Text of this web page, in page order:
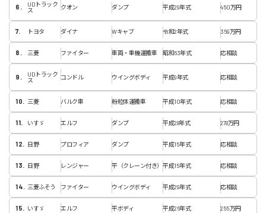
UDトラック
ス
クオン ダンプ 平成29年式 450万円
トヨタ ダイナ Wキャブ 令和2年式 359万円
三菱 ファイター 車両・重機運搬車 昭和63年式 応相談
UDトラック
ス
コンドル ウイングボディ 平成9年式 応相談
三菱 バルク車 粉粒体運搬車 平成10年式 応相談
いすゞ エルフ ダンプ 平成28年式 278万円
日野 プロフィア ダンプ 平成15年式 応相談
日野 レンジャー 平（クレーン付き） 平成15年式 応相談
三菱ふそう ファイター ウイングボディ 平成29年式 応相談
いすゞ エルフ 平ボディ 平成26年式 255万円